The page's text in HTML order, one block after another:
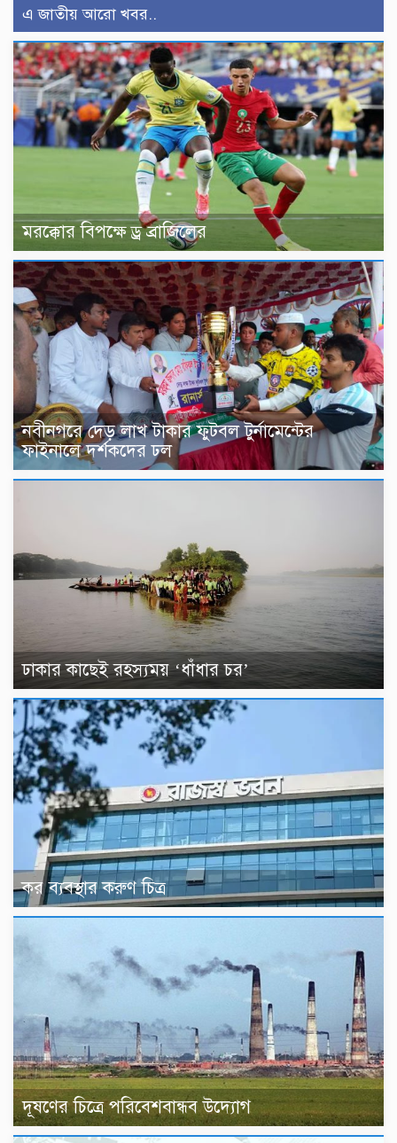
এ জাতীয় আরো খবর..
মরক্কোর বিপক্ষে ড্র ব্রাজিলের
নবীনগরে দেড় লাখ টাকার ফুটবল টুর্নামেন্টের
ফাইনালে দর্শকদের ঢল
ঢাকার কাছেই রহস্যময় ‘ধাঁধার চর’
কর ব্যবস্থার করুণ চিত্র
দূষণের চিত্রে পরিবেশবান্ধব উদ্যোগ